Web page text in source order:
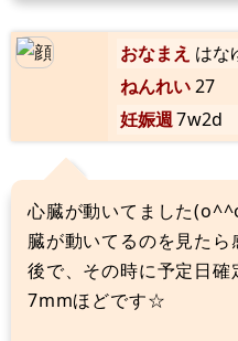
おなまえ はな
ねんれい27
妊娠週7w2d
心臓が動いてました
臓が動いてるのを見た
後で、その時に予定日
7mmほどです☆